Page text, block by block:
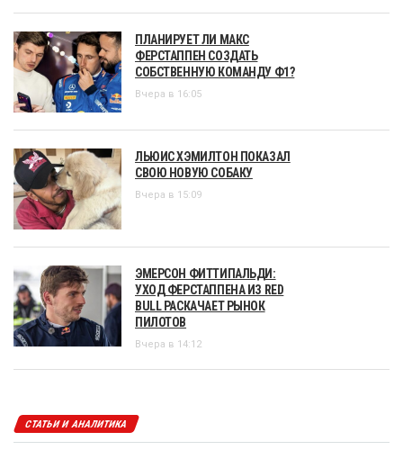
ПЛАНИРУЕТ ЛИ МАКС
ФЕРСТАППЕН СОЗДАТЬ
СОБСТВЕННУЮ КОМАНДУ Ф1?
Вчера в 16:05
ЛЬЮИС ХЭМИЛТОН ПОКАЗАЛ
СВОЮ НОВУЮ СОБАКУ
Вчера в 15:09
ЭМЕРСОН ФИТТИПАЛЬДИ:
УХОД ФЕРСТАППЕНА ИЗ RED
BULL РАСКАЧАЕТ РЫНОК
ПИЛОТОВ
Вчера в 14:12
СТАТЬИ И АНАЛИТИКА